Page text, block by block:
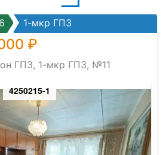
1-мкр ГПЗ
₽
ГПЗ, 1-мкр ГПЗ, №11
4250215-1